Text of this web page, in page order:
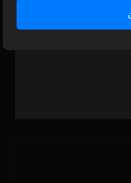
المقبلة في تعليقي.